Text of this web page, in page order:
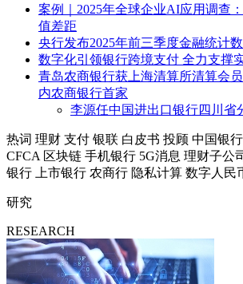
案例｜2025年全球企业AI应用调查
值差距
央行发布2025年前三季度金融统计
数字化引领银行跨境支付 全力支撑
青岛农商银行获上海清算所清算会
内农商银行首家
李源任中国进出口银行四川省
热词 理财 支付 银联 白皮书 投顾 中国银行
CFCA 区块链 手机银行 5G消息 理财子公
银行
上市银行 农商行 隐私计算 数字人民
研究
RESEARCH